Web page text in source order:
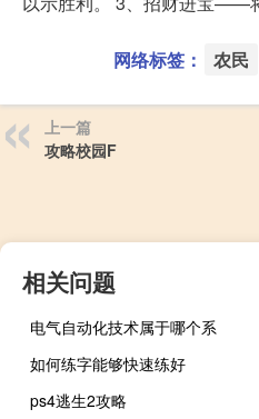
网络标签： 农民
上一篇
攻略校园F
相关问题
电气自动化技术属于哪个系
如何练字能够快速练好
ps4逃生2攻略